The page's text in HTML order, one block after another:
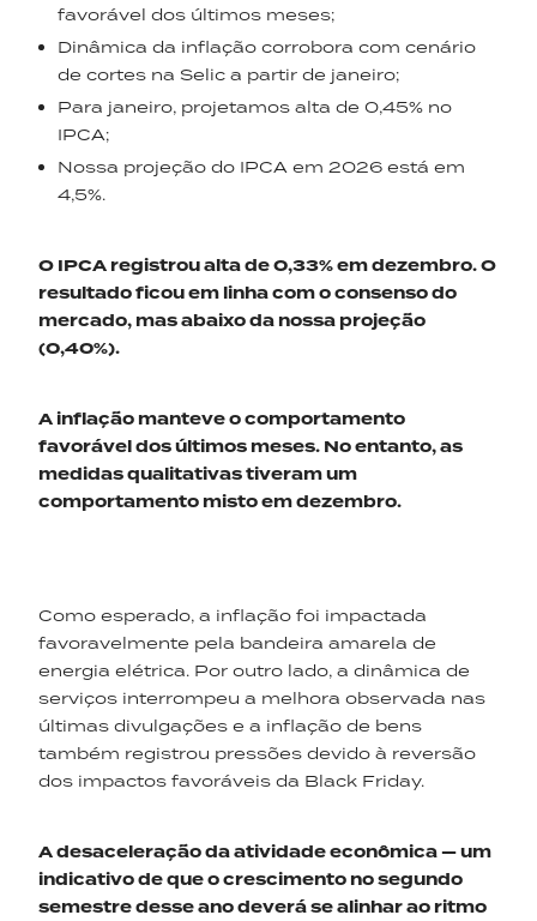
favorável dos últimos meses;
Dinâmica da inflação corrobora com cenário
de cortes na Selic a partir de janeiro;
Para janeiro, projetamos alta de 0,45% no
IPCA;
Nossa projeção do IPCA em 2026 está em
4,5%.
O IPCA registrou alta de 0,33% em dezembro. O
resultado ficou em linha com o consenso do
mercado, mas abaixo da nossa projeção
(0,40%).
A inflação manteve o comportamento
favorável dos últimos meses. No entanto, as
medidas qualitativas tiveram um
comportamento misto em dezembro.
Como esperado, a inflação foi impactada
favoravelmente pela bandeira amarela de
energia elétrica. Por outro lado, a dinâmica de
serviços interrompeu a melhora observada nas
últimas divulgações e a inflação de bens
também registrou pressões devido à reversão
dos impactos favoráveis da Black Friday.
A desaceleração da atividade econômica — um
indicativo de que o crescimento no segundo
semestre desse ano deverá se alinhar ao ritmo